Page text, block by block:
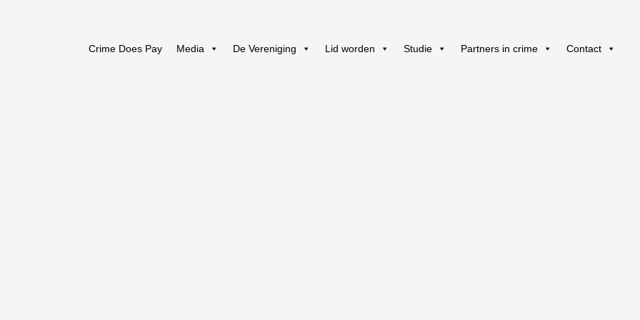
Crime Does Pay Media De Vereniging Lid worden Studie Partners in crime Contact